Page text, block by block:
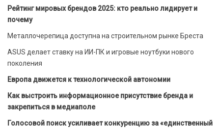
Рейтинг мировых брендов 2025: кто реально лидирует и
почему
Металлочерепица доступна на строительном рынке Бреста
ASUS делает ставку на ИИ-ПК и игровые ноутбуки нового
поколения
Европа движется к технологической автономии
Как выстроить информационное присутствие бренда и
закрепиться в медиаполе
Голосовой поиск усиливает конкуренцию за «единственный